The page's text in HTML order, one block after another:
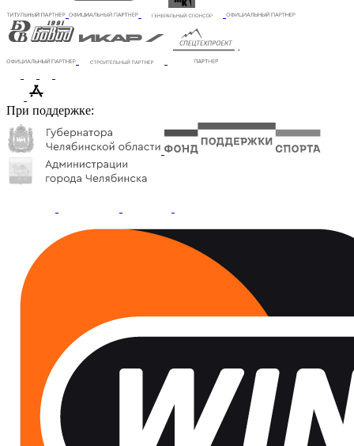
При поддержке: